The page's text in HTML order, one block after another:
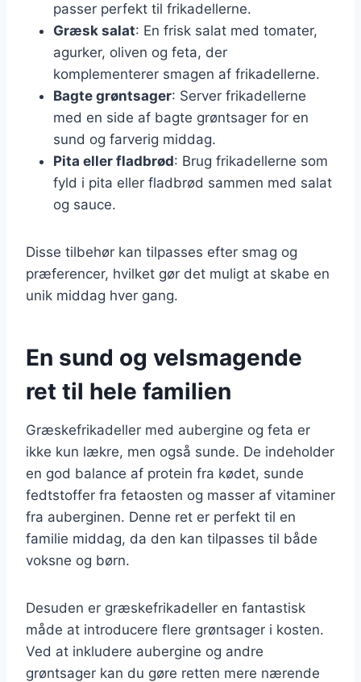
passer perfekt til frikadellerne.
Græsk salat: En frisk salat med tomater,
agurker, oliven og feta, der
komplementerer smagen af frikadellerne.
Bagte grøntsager: Server frikadellerne
med en side af bagte grøntsager for en
sund og farverig middag.
Pita eller fladbrød: Brug frikadellerne som
fyld i pita eller fladbrød sammen med salat
og sauce.
Disse tilbehør kan tilpasses efter smag og
præferencer, hvilket gør det muligt at skabe en
unik middag hver gang.
En sund og velsmagende
ret til hele familien
Græskefrikadeller med aubergine og feta er
ikke kun lækre, men også sunde. De indeholder
en god balance af protein fra kødet, sunde
fedtstoffer fra fetaosten og masser af vitaminer
fra auberginen. Denne ret er perfekt til en
familie middag, da den kan tilpasses til både
voksne og børn.
Desuden er græskefrikadeller en fantastisk
måde at introducere flere grøntsager i kosten.
Ved at inkludere aubergine og andre
grøntsager kan du gøre retten mere nærende